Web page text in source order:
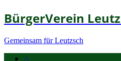
BürgerVerein
Gemeinsam für Leutzsch
⌂